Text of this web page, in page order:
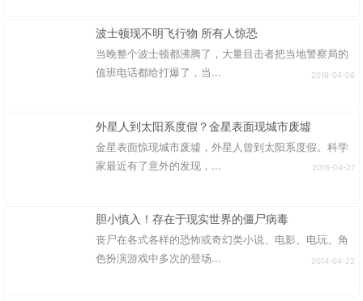
波士顿现不明飞行物 所有人惊恐
当晚整个波士顿都沸腾了，大量目击者把当地警察局的
值班电话都给打爆了，当...
2016-04-06
外星人到太阳系度假？金星表面现城市废墟
金星表面惊现城市废墟，外星人曾到太阳系度假。科学
家最近有了意外的发现，...
2016-04-27
胆小慎入！存在于现实世界的僵尸病毒
丧尸在各式各样的恐怖或奇幻类小说、电影、电玩、角
色扮演游戏中多次的登场...
2014-04-22